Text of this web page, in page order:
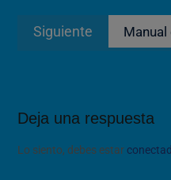
Siguiente Manual
Deja una respuesta
Lo siento, debes estar